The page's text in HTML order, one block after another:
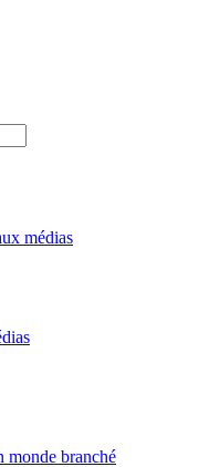
médias
monde branché